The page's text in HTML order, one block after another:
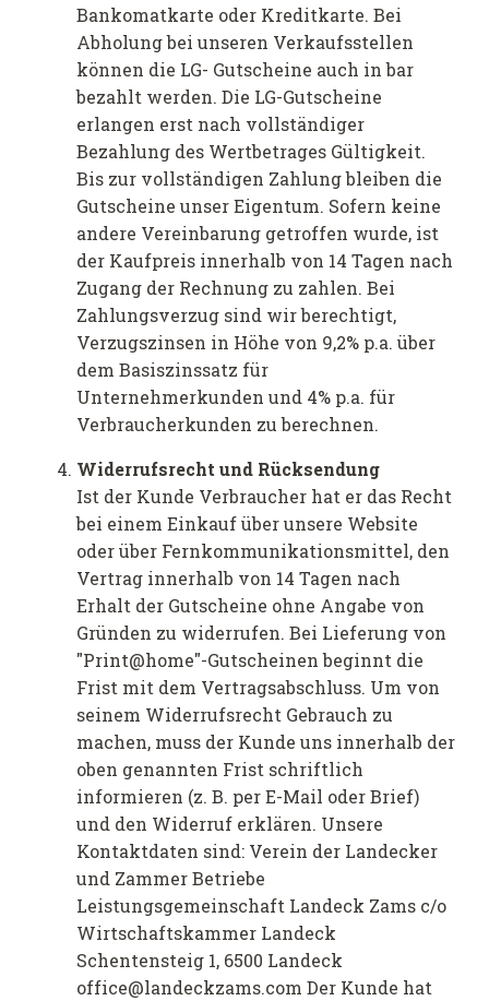
Bankomatkarte oder Kreditkarte. Bei
Abholung bei unseren Verkaufsstellen
können die LG- Gutscheine auch in bar
bezahlt werden. Die LG-Gutscheine
erlangen erst nach vollständiger
Bezahlung des Wertbetrages Gültigkeit.
Bis zur vollständigen Zahlung bleiben die
Gutscheine unser Eigentum. Sofern keine
andere Vereinbarung getroffen wurde, ist
der Kaufpreis innerhalb von 14 Tagen nach
Zugang der Rechnung zu zahlen. Bei
Zahlungsverzug sind wir berechtigt,
Verzugszinsen in Höhe von 9,2% p.a. über
dem Basiszinssatz für
Unternehmerkunden und 4% p.a. für
Verbraucherkunden zu berechnen.
Widerrufsrecht und Rücksendung
Ist der Kunde Verbraucher hat er das Recht
bei einem Einkauf über unsere Website
oder über Fernkommunikationsmittel, den
Vertrag innerhalb von 14 Tagen nach
Erhalt der Gutscheine ohne Angabe von
Gründen zu widerrufen. Bei Lieferung von
"Print@home"-Gutscheinen beginnt die
Frist mit dem Vertragsabschluss. Um von
seinem Widerrufsrecht Gebrauch zu
machen, muss der Kunde uns innerhalb der
oben genannten Frist schriftlich
informieren (z. B. per E-Mail oder Brief)
und den Widerruf erklären. Unsere
Kontaktdaten sind: Verein der Landecker
und Zammer Betriebe
Leistungsgemeinschaft Landeck Zams c/o
Wirtschaftskammer Landeck
Schentensteig 1, 6500 Landeck
office@landeckzams.com Der Kunde hat